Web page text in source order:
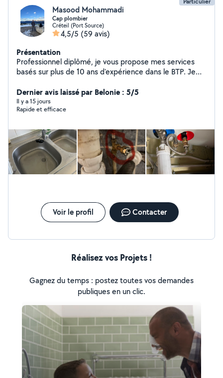
Masood Mohammadi
Cap plombier
Créteil (Port Source)
4,5/5 (59 avis)
Présentation
Professionnel diplômé, je vous propose mes services
basés sur plus de 10 ans d'expérience dans le BTP. Je
vos travaux.
Dernier avis laissé par Belonie : 5/5
Il y a 15 jours
Rapide et efficace
Voir le profil Contacter
Réalisez vos Projets !
Gagnez du temps : postez toutes vos demandes
publiques en un clic.